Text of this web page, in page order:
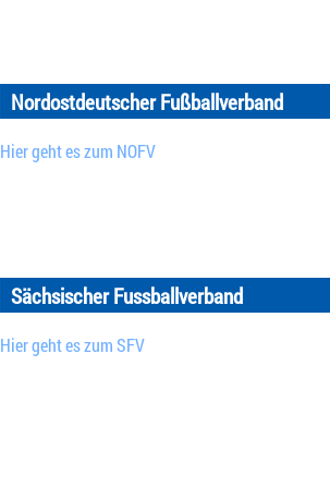
Nordostdeutscher Fußballverband
Hier geht es zum NOFV
Sächsischer Fussballverband
Hier geht es zum SFV